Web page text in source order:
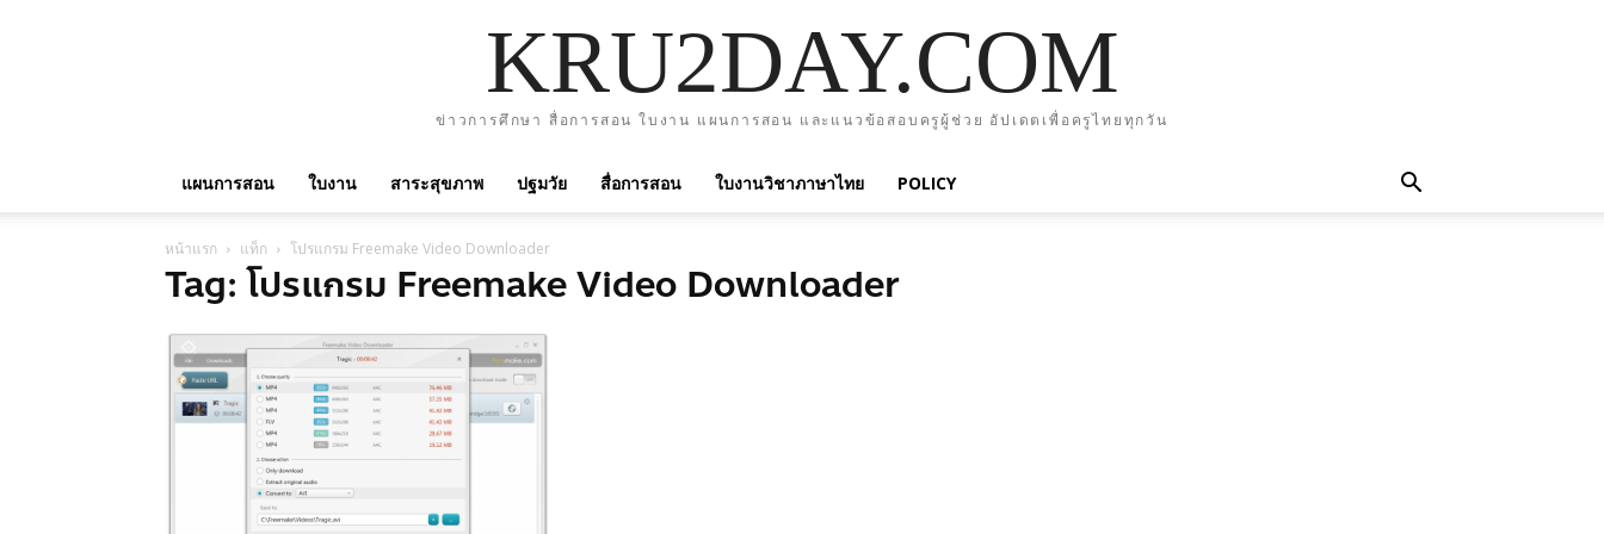
KRU2DAY.COM
ข่าวการศึกษา สื่อการสอน ใบงาน แผนการสอน และแนวข้อสอบครูผู้ช่วย อัปเดตเพื่อครูไทยทุกวัน
แผนการสอน ใบงาน สาระสุขภาพ ปฐมวัย สื่อการสอน ใบงานวิชาภาษาไทย POLICY
หน้าแรก แท็ก โปรแกรม Freemake Video Downloader
Tag: โปรแกรม Freemake Video Downloader